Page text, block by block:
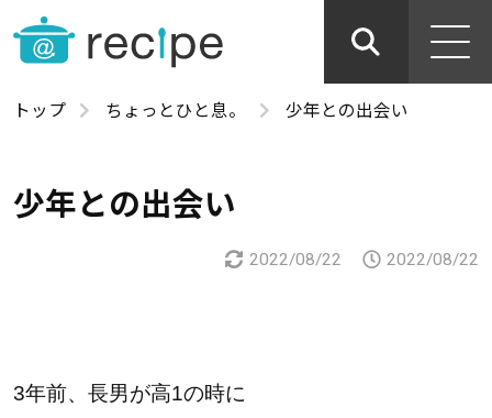
トップ ちょっとひと息。 少年との出会い
少年との出会い
2022/08/22 2022/08/22
3年前、長男が高1の時に